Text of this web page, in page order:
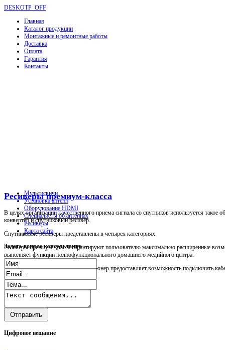
DESKOTP_OFF
Главная
Каталог продукции
Монтажные и ремонтные работы
Доставка
Оплата
Гарантия
Контакты
Ресиверы премиум-класса
В целях организации качественного приема сигнала со спутников используется такое
конвертер и спутниковый ресивер.
Спутниковые ресиверы представлены в четырех категориях.
Ресиверы премиум-класса гарантируют пользователю максимально расширенные
выполняет функции полнофункционального домашнего медийного центра.
Прежде всего, следует сказать, что тюнер предоставляет возможность подключить
Мультисвичи
Установка антенн
Оборудование HDMI
Специалисты об антеннах
Ресиверы
Карта сайта
Задатьвопрос консультанту
Цифровое вещание